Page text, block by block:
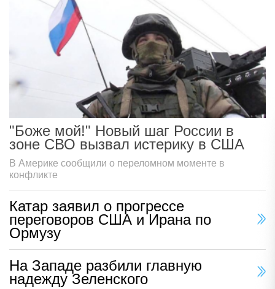
"Боже мой!" Новый шаг России в
зоне СВО вызвал истерику в США
В Америке сообщили о переломном моменте в
конфликте
Катар заявил о прогрессе
переговоров США и Ирана по
Ормузу
На Западе разбили главную
надежду Зеленского